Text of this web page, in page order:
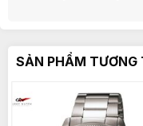
SẢN PHẨM TƯƠNG